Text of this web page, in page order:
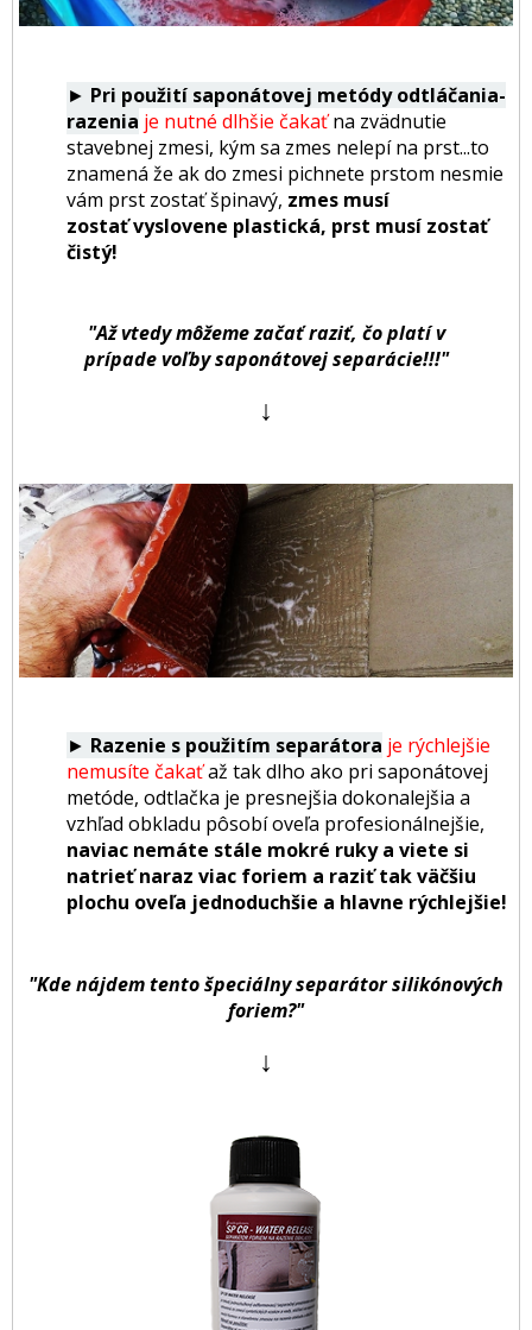
► Pri použití saponátovej metódy odtláčania-
razenia je nutné dlhšie čakaťna zvädnutie
stavebnej zmesi, kým sa zmes nelepí na prst...to
znamená že ak do zmesi pichnete prstom nesmie
vám prst zostať špinavý, zmes musí
zostať vyslovene plastická, prst musí zostať
čistý!
"Až vtedy môžeme začať raziť, čo platí v
prípade voľby saponátovej separácie!!!"
↓
► Razenie s použitím separátora je rýchlejšie
nemusíte čakaťaž tak dlho ako pri saponátovej
metóde, odtlačka je presnejšia dokonalejšia a
vzhľad obkladu pôsobí oveľa profesionálnejšie,
naviac nemáte stále mokré ruky a viete si
natrieť naraz viac foriem a raziť tak väčšiu
plochu oveľa jednoduchšie a hlavne rýchlejšie!
"Kde nájdem tento špeciálny separátor silikónových
foriem?"
↓